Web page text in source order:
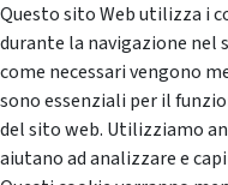
Questo sito Web utilizza i
durante la navigazione nel
come necessari vengono
sono essenziali per il
del sito web. Utilizziamo
aiutano ad analizzare e